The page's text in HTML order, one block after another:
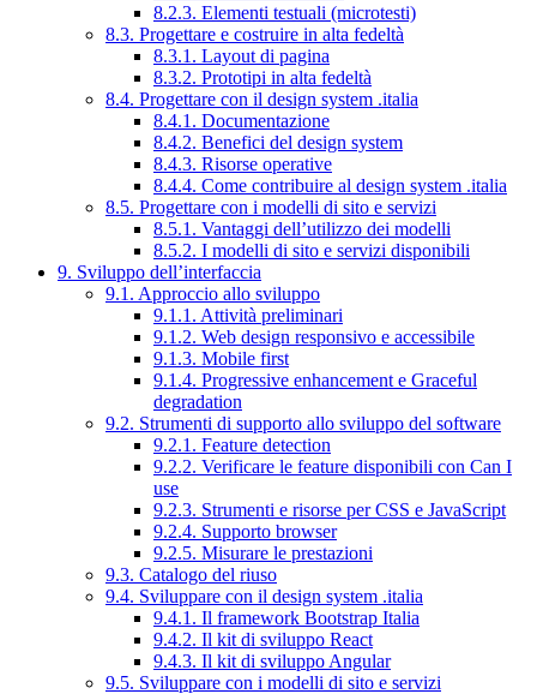
8.2.3. Elementi testuali (microtesti)
8.3. Progettare e costruire in alta fedeltà
8.3.1. Layout di pagina
8.3.2. Prototipi in alta fedeltà
8.4. Progettare con il design system .italia
8.4.1. Documentazione
8.4.2. Benefici del design system
8.4.3. Risorse operative
8.4.4. Come contribuire al design system .italia
8.5. Progettare con i modelli di sito e servizi
8.5.1. Vantaggi dell’utilizzo dei modelli
8.5.2. I modelli di sito e servizi disponibili
9. Sviluppo dell’interfaccia
9.1. Approccio allo sviluppo
9.1.1. Attività preliminari
9.1.2. Web design responsivo e accessibile
9.1.3. Mobile first
9.1.4. Progressive enhancement e Graceful
degradation
9.2. Strumenti di supporto allo sviluppo del software
9.2.1. Feature detection
9.2.2. Verificare le feature disponibili con Can I
use
9.2.3. Strumenti e risorse per CSS e JavaScript
9.2.4. Supporto browser
9.2.5. Misurare le prestazioni
9.3. Catalogo del riuso
9.4. Sviluppare con il design system .italia
9.4.1. Il framework Bootstrap Italia
9.4.2. Il kit di sviluppo React
9.4.3. Il kit di sviluppo Angular
9.5. Sviluppare con i modelli di sito e servizi